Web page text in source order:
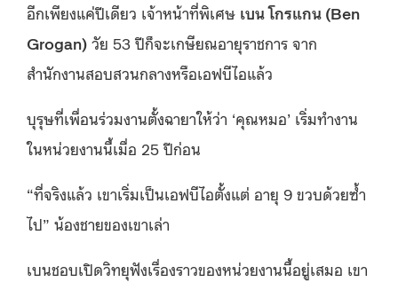
อีกเพียงแค่ปีเดียว เจ้าหน้าที่พิเศษ เบน โกรแกน (Ben
Grogan) วัย 53 ปีก็จะเกษียณอายุราชการ จาก
สำนักงานสอบสวนกลางหรือเอฟบีไอแล้ว
บุรุษที่เพื่อนร่วมงานตั้งฉายาให้ว่า ‘คุณหมอ’ เริ่มทำงาน
ในหน่วยงานนี้เมื่อ 25 ปีก่อน
“ที่จริงแล้ว เขาเริ่มเป็นเอฟบีไอตั้งแต่ อายุ 9 ขวบด้วยซ้ำ
ไป” น้องชายของเขาเล่า
เบนชอบเปิดวิทยุฟังเรื่องราวของหน่วยงานนี้อยู่เสมอ เขา